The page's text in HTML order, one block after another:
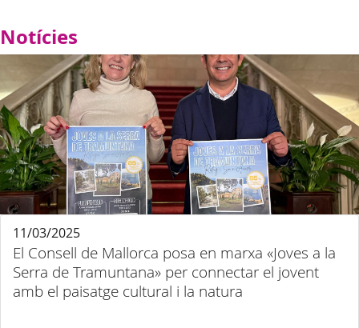
Notícies
El Consell de Mallorca posa en marxa «Joves a la
Serra de Tramuntana» per connectar el jovent
amb el paisatge cultural i la natura
11/03/2025